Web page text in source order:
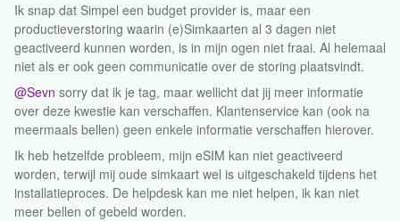
Ik snap dat Simpel een budget provider is, maar een
productieverstoring waarin (e)Simkaarten al 3 dagen niet
geactiveerd kunnen worden, is in mijn ogen niet fraai. Al helemaal
niet als er ook geen communicatie over de storing plaatsvindt.
@Sevn sorry dat ik je tag, maar wellicht dat jij meer informatie
over deze kwestie kan verschaffen. Klantenservice kan (ook na
meermaals bellen) geen enkele informatie verschaffen hierover.
Ik heb hetzelfde probleem, mijn eSIM kan niet geactiveerd
worden, terwijl mij oude simkaart wel is uitgeschakeld tijdens het
installatieproces. De helpdesk kan me niet helpen, ik kan niet
meer bellen of gebeld worden.